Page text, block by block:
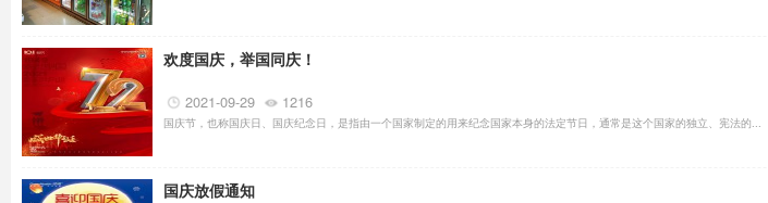
欢度国庆，举国同庆！
2021-09-29 1216
国庆节，也称国庆日、国庆纪念日，是指由一个国家制定的用来纪念国家本身的法定节日，通常是这个国家的独立、宪法的...
国庆放假通知